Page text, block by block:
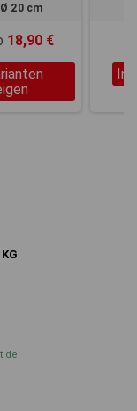
20 cm
18,90 €
In